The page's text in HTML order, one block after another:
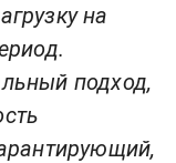
на
подход,